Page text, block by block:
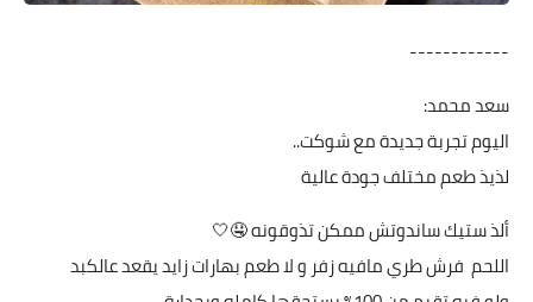
------------
سعد محمد:
اليوم تجربة جديدة مع شوكت..
لذيذ طعم مختلف جودة عالية
ألذ ستيك ساندوتش ممكن تذوقونه 🤤🤍
اللحم فرش طري مافيه زفر و لا طعم بهارات زايد يقعد عالكبد